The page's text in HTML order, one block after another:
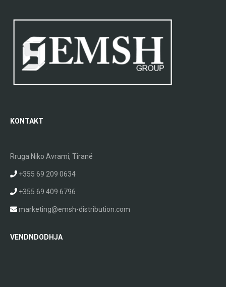
KONTAKT
Rruga Niko Avrami, Tiranë
+355 69 209 0634
+355 69 409 6796
marketing@emsh-distribution.com
VENDNDODHJA